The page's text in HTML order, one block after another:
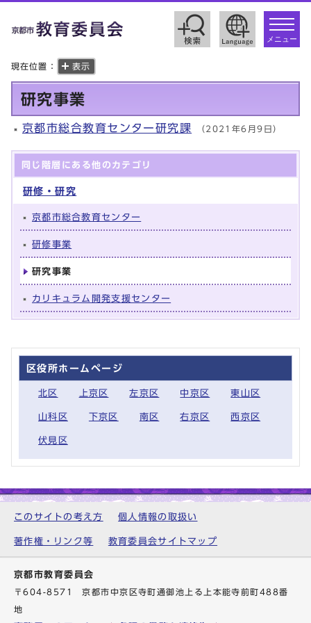
toggle
メニュー
現在位置： 表示
研究事業
京都市総合教育センター研究課 （2021年6月9日）
同じ階層にある他のカテゴリ
研修・研究
京都市総合教育センター
研修事業
研究事業
カリキュラム開発支援センター
区役所ホームページ
北区 上京区 左京区 中京区 東山区
山科区 下京区 南区 右京区 西京区
伏見区
このサイトの考え方 個人情報の取扱い
著作権・リンク等 教育委員会サイトマップ
京都市教育委員会
〒604-8571 京都市中京区寺町通御池上る上本能寺前町488番
地